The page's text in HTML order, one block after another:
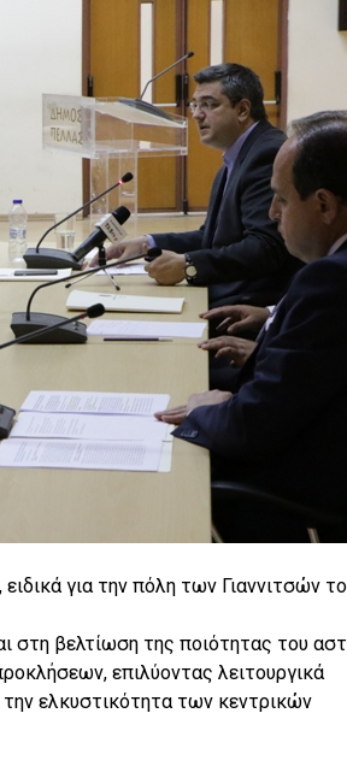
για την πόλη των Γιαννιτσών
στη βελτίωση της ποιότητας του
επιλύοντας λειτουργικά
ελκυστικότητα των κεντρικών